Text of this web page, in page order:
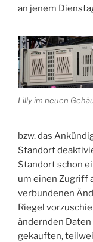
an jenem
Lilly im neuen
bzw. das
Standort
Standort schon
um einen Zugriff
verbundenen
Riegel
ändernden
gekauften,